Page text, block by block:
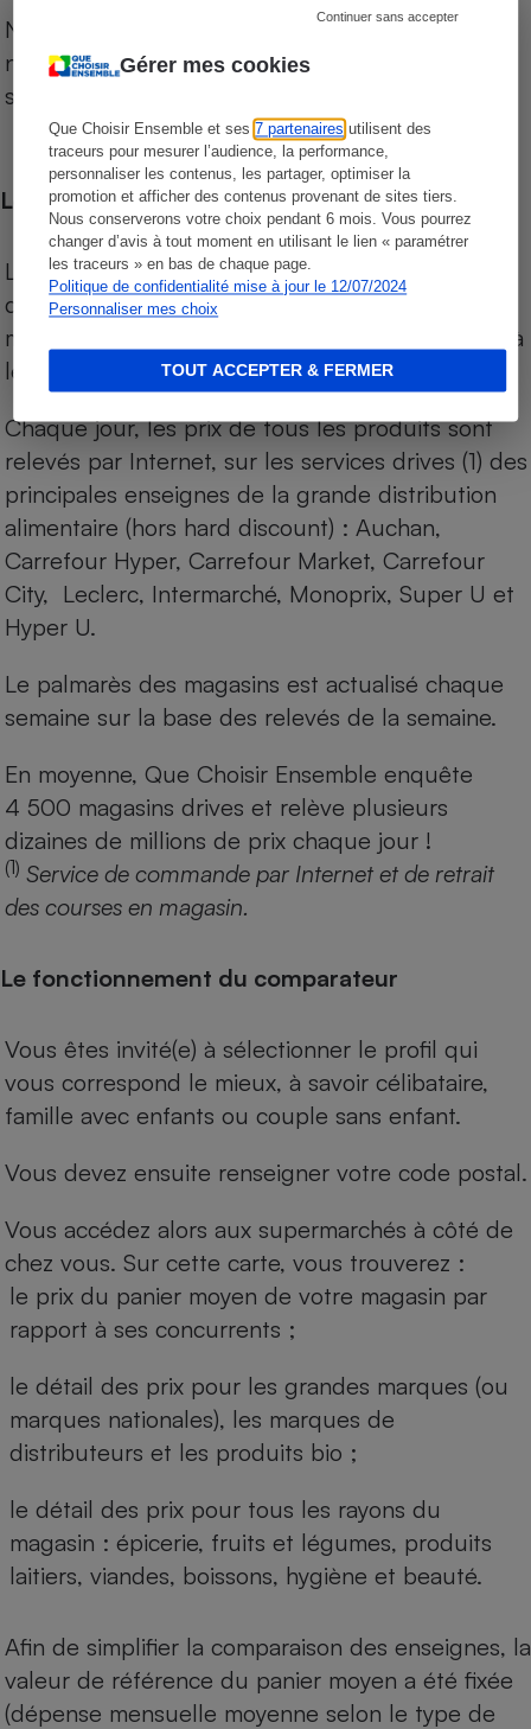
Gérer mes cookies
Que Choisir Ensemble et ses7 partenaires utilisent des
traceurs pour mesurer l’audience, la performance,
personnaliser les contenus, les partager, optimiser la
promotion et afficher des contenus provenant de sites tiers.
Nous conserverons votre choix pendant 6 mois. Vous pourrez
changer d’avis à tout moment en utilisant le lien « paramétrer
les traceurs » en bas de chaque page.
Politique de confidentialité mise à jour le 12/07/2024
Personnaliser mes choix
Continuer sans accepter
TOUT ACCEPTER & FERMER
Notre comparateur de supermarchés propose le
niveau de prix des supermarchés, géolocalisés
sur le territoire français.
Les comparaisons de prix
Les comparaisons sont réalisées sur l’ensemble
des produits des magasins. Les produits de
marques de distributeurs (MDD) sont comparés à
leurs équivalents chez leurs concurrents.
Chaque jour, les prix de tous les produits sont
relevés par Internet, sur les services drives (1) des
principales enseignes de la grande distribution
alimentaire (hors hard discount) : Auchan,
Carrefour Hyper, Carrefour Market, Carrefour
City, Leclerc, Intermarché, Monoprix, Super U et
Hyper U.
Le palmarès des magasins est actualisé chaque
semaine sur la base des relevés de la semaine.
En moyenne, Que Choisir Ensemble enquête
4 500 magasins drives et relève plusieurs
dizaines de millions de prix chaque jour !
(1) Service de commande par Internet et de retrait
des courses en magasin.
Le fonctionnement du comparateur
Vous êtes invité(e) à sélectionner le profil qui
vous correspond le mieux, à savoir célibataire,
famille avec enfants ou couple sans enfant.
Vous devez ensuite renseigner votre code postal.
Vous accédez alors aux supermarchés à côté de
chez vous. Sur cette carte, vous trouverez :
le prix du panier moyen de votre magasin par
rapport à ses concurrents ;
le détail des prix pour les grandes marques (ou
marques nationales), les marques de
distributeurs et les produits bio ;
le détail des prix pour tous les rayons du
magasin : épicerie, fruits et légumes, produits
laitiers, viandes, boissons, hygiène et beauté.
Afin de simplifier la comparaison des enseignes, la
valeur de référence du panier moyen a été fixée
(dépense mensuelle moyenne selon le type de